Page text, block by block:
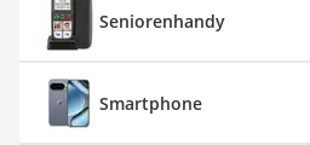
Seniorenhandy
Smartphone